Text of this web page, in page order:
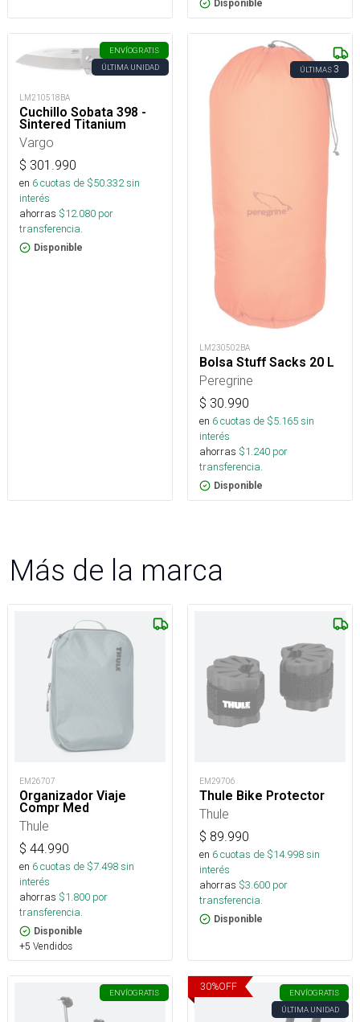
Disponible
ENVÍOGRATIS
ÚLTIMA UNIDAD
LM210518BA
Cuchillo Sobata 398 -
Sintered Titanium
Vargo
$ 301.990
en 6cuotas de $50.332sin
interés
ahorras $12.080 por
transferencia.
Disponible
ÚLTIMAS3
LM230502BA
Bolsa Stuff Sacks 20 L
Peregrine
$ 30.990
en 6cuotas de $5.165sin
interés
ahorras $1.240 por
transferencia.
Disponible
Más de la marca
EM26707
Organizador Viaje
Compr Med
Thule
$ 44.990
en 6cuotas de $7.498sin
interés
ahorras $1.800 por
transferencia.
Disponible
+5 Vendidos
EM29706
Thule Bike Protector
Thule
$ 89.990
en 6cuotas de $14.998sin
interés
ahorras $3.600 por
transferencia.
Disponible
ENVÍOGRATIS
30%OFF
ENVÍOGRATIS
ÚLTIMA UNIDAD